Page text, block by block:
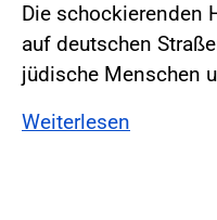
Die schockierenden
auf deutschen
jüdische Menschen
Weiterlesen